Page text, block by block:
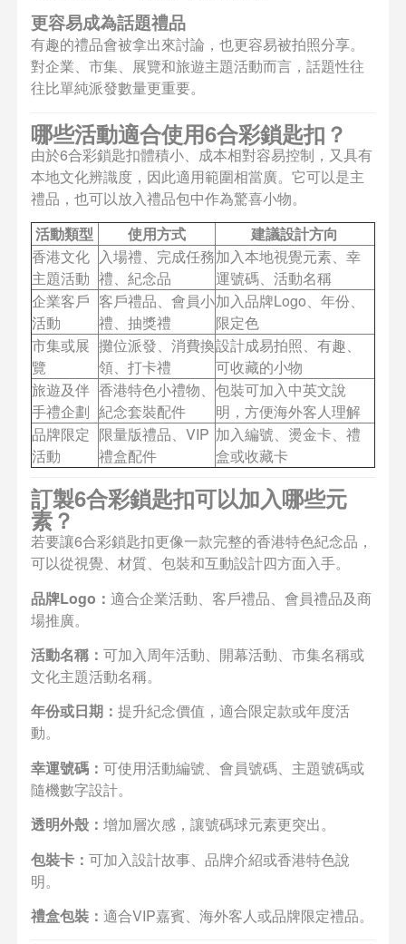
更容易成為話題禮品
有趣的禮品會被拿出來討論，也更容易被拍照分享。
對企業、市集、展覽和旅遊主題活動而言，話題性往
往比單純派發數量更重要。
哪些活動適合使用6合彩鎖匙扣？
由於6合彩鎖匙扣體積小、成本相對容易控制，又具有
本地文化辨識度，因此適用範圍相當廣。它可以是主
禮品，也可以放入禮品包中作為驚喜小物。
活動類型
使用方式
建議設計方向
香港文化
主題活動
入場禮、完成任務
禮、紀念品
加入本地視覺元素、幸
運號碼、活動名稱
企業客戶
活動
客戶禮品、會員小
禮、抽獎禮
加入品牌Logo、年份、
限定色
市集或展
覽
攤位派發、消費換
領、打卡禮
設計成易拍照、有趣、
可收藏的小物
旅遊及伴
手禮企劃
香港特色小禮物、
紀念套裝配件
包裝可加入中英文說
明，方便海外客人理解
品牌限定
活動
限量版禮品、VIP
禮盒配件
加入編號、燙金卡、禮
盒或收藏卡
訂製6合彩鎖匙扣可以加入哪些元
素？
若要讓6合彩鎖匙扣更像一款完整的香港特色紀念品，
可以從視覺、材質、包裝和互動設計四方面入手。
品牌Logo： 適合企業活動、客戶禮品、會員禮品及商
場推廣。
活動名稱： 可加入周年活動、開幕活動、市集名稱或
文化主題活動名稱。
年份或日期： 提升紀念價值，適合限定款或年度活
動。
幸運號碼： 可使用活動編號、會員號碼、主題號碼或
隨機數字設計。
透明外殼： 增加層次感，讓號碼球元素更突出。
包裝卡： 可加入設計故事、品牌介紹或香港特色說
明。
禮盒包裝： 適合VIP嘉賓、海外客人或品牌限定禮品。